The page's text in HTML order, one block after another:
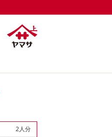
2人分